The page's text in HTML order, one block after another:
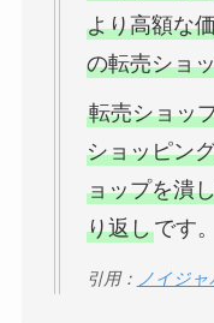
より高額な
の転売ショ
転売ショッ
ショッピン
ョップを潰
り返しです。
引用： ノイジ